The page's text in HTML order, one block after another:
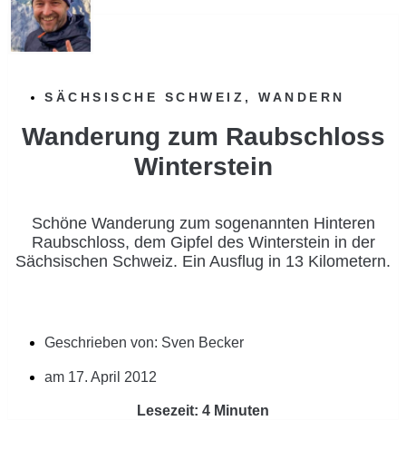
SÄCHSISCHE SCHWEIZ , WANDERN
Wanderung zum Raubschloss
Winterstein
Schöne Wanderung zum sogenannten Hinteren
Raubschloss, dem Gipfel des Winterstein in der
Sächsischen Schweiz. Ein Ausflug in 13 Kilometern.
Geschrieben von: Sven Becker
am 17. April 2012
Lesezeit: 4 Minuten